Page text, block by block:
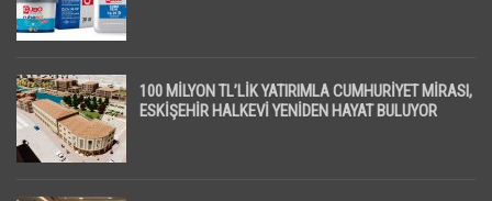
100 MİLYON TL’LİK YATIRIMLA CUMHURİYET MİRASI,
ESKİŞEHİR HALKEVİ YENİDEN HAYAT BULUYOR